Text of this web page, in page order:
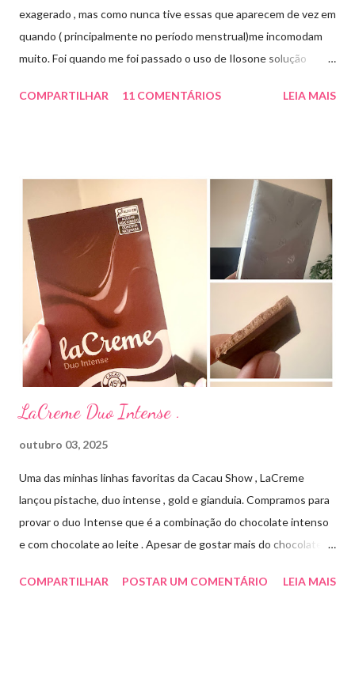
exagerado , mas como nunca tive essas que aparecem de vez em
quando ( principalmente no período menstrual)me incomodam
muito. Foi quando me foi passado o uso de Ilosone solução
uma consulta com o dermatologista) O Ilosone é um antibiótico
aplico sobre a acne ( geralmente uso a noite). Informação do
produto: ILOSONE TÓPICO SOLUÇÃO (eritromicina) é um
antibiótico de amplo espectro produzido por uma cepa de
Streptomyces erythraeus. É básico e forma rapidamente sais
com os ácidos. Forma farmacêutica e Apresentação ILOSONE
TÓPICO SOLUÇÃO é apresentado sob a forma líquida em
frascos de 120 ml. USO PEDIÁTRICO E ADULTO. Composição
Cada ml contém: Eritromicina base 20 mg Excipientes q.s....
COMPARTILHAR 11 COMENTÁRIOS LEIA MAIS
LaCreme Duo Intense .
outubro 03, 2025
Uma das minhas linhas favoritas da Cacau Show , LaCreme
lançou pistache, duo intense , gold e gianduia. Compramos para
provar o duo Intense que é a combinação do chocolate intenso
e com chocolate ao leite . Apesar de gostar mais do chocolate
medida certa ( tem sabor e cremosidade ). Preço R$19,99 .
COMPARTILHAR POSTAR UM COMENTÁRIO LEIA MAIS